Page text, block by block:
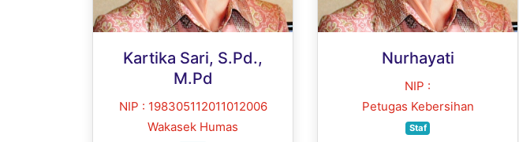
Kartika Sari, S.Pd.,
M.Pd
NIP : 198305112011012006
Wakasek Humas
Nurhayati
NIP :
Petugas Kebersihan
Staf